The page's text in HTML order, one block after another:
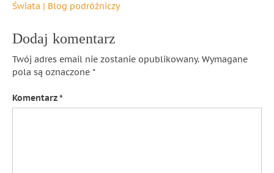
Świata | Blog podróżniczy
Dodaj komentarz
Twój adres email nie zostanie opublikowany. Wymagane
pola są oznaczone *
Komentarz*